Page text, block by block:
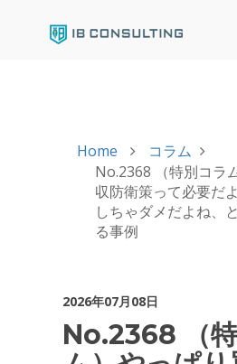
Home
コラム
No.2368 （特別コラ
収防衛策って必要だ
しちゃダメだよね、
る事例
2026年07月08日
No.2368 （